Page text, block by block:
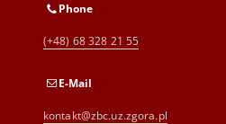
Phone
(+48) 68 328 21 55
E-Mail
kontakt@zbc.uz.zgora.pl